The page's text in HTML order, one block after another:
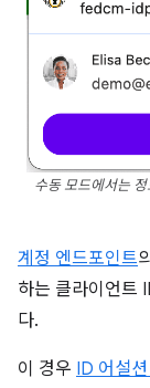
수동 모드에서는
계정 엔드포인트
하는 클라이언트
다.
이 경우 ID 어설